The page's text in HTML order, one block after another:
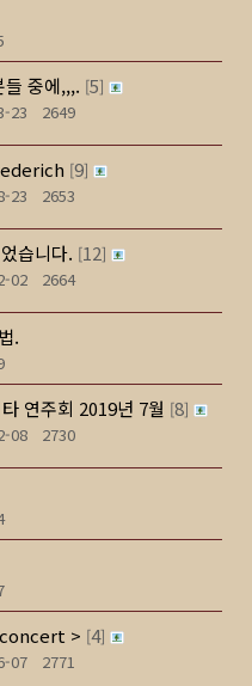
들 중에,,,. [5]
23 2649
[9]
23 2653
습니다. [12]
02 2664
.
연주회 2019년 7월 [8]
08 2730
> [4]
07 2771